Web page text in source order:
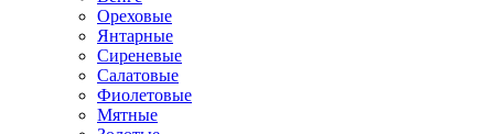
Ореховые
Янтарные
Сиреневые
Салатовые
Фиолетовые
Мятные